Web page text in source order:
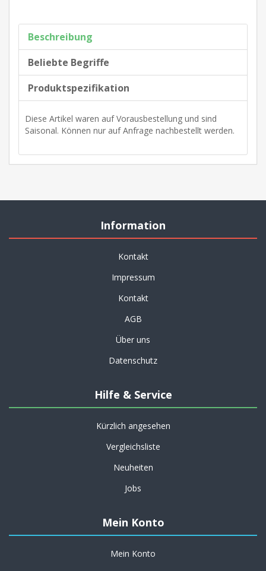
Beschreibung
Beliebte Begriffe
Produktspezifikation
Diese Artikel waren auf Vorausbestellung und sind
Saisonal. Können nur auf Anfrage nachbestellt werden.
Information
Kontakt
Impressum
Kontakt
AGB
Über uns
Datenschutz
Hilfe & Service
Kürzlich angesehen
Vergleichsliste
Neuheiten
Jobs
Mein Konto
Mein Konto